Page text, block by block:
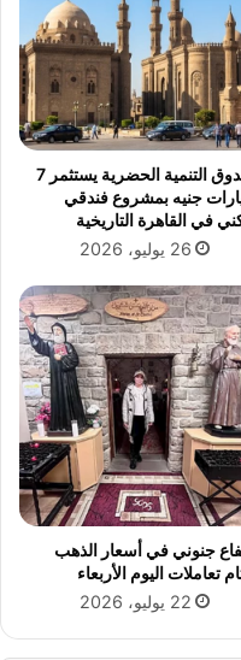
صندوق التنمية الحضرية يستثمر 7
جنيه بمشروع فندقي
في القاهرة التاريخية
26 يوليو، 2026
جنوني في أسعار الذهب
تعاملات اليوم الأربعاء
22 يوليو، 2026